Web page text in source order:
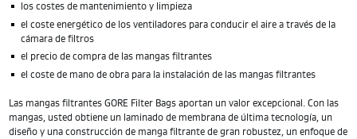
los costes de mantenimiento y limpieza
el coste energético de los ventiladores para conducir el aire a través de la
cámara de filtros
el precio de compra de las mangas filtrantes
el coste de mano de obra para la instalación de las mangas filtrantes
Las mangas filtrantes GORE Filter Bags aportan un valor excepcional. Con las
mangas, usted obtiene un laminado de membrana de última tecnología, un
diseño y una construcción de manga filtrante de gran robustez, un enfoque de